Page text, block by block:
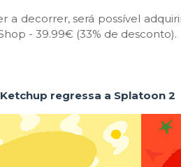
a decorrer, será possível
- 39.99€ (33% de desconto).
regressa a Splatoon 2